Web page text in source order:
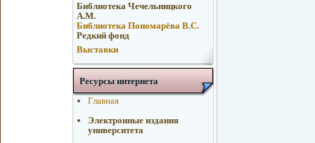
Библиотека Чечельницкого
А.М.
Библиотека Пономарёва В.С.
Редкий фонд
Выставки
Ресурсы интернета
Главная
Электронные издания
университета